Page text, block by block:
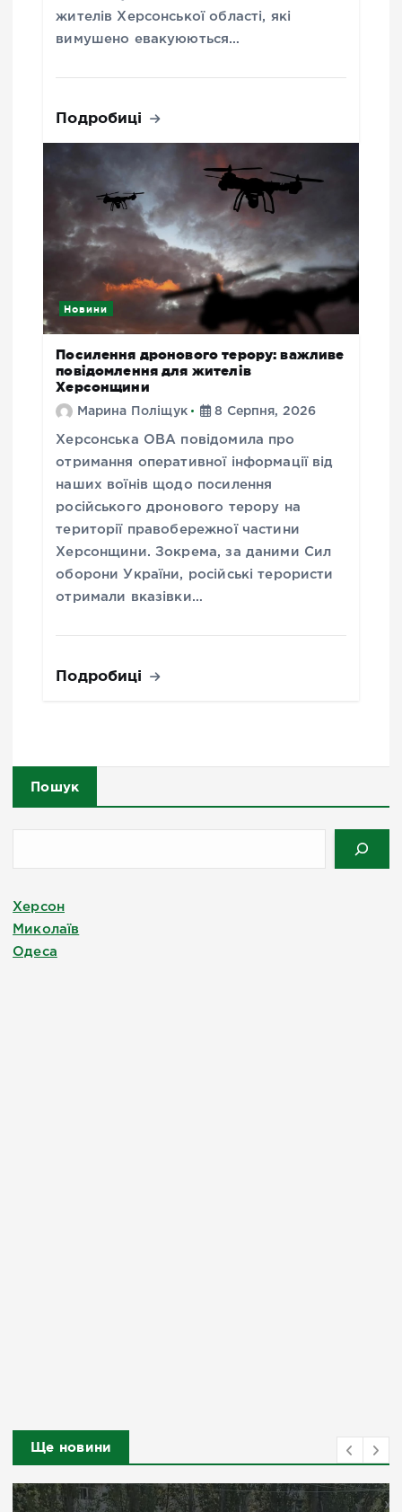
жителів Херсонської області, які
вимушено евакуюються…
Подробиці
Новини
Посилення дронового терору: важливе
повідомлення для жителів
Херсонщини
Марина Поліщук 8 Серпня, 2026
Херсонська ОВА повідомила про
отримання оперативної інформації від
наших воїнів щодо посилення
російського дронового терору на
території правобережної частини
Херсонщини. Зокрема, за даними Сил
оборони України, російські терористи
отримали вказівки…
Подробиці
Пошук
Херсон
Миколаїв
Одеса
Ще новини